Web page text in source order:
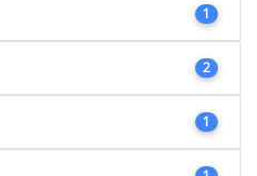
1
2
1